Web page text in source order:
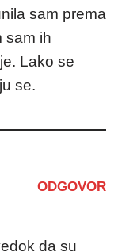
sam prema
sam ih
Lako se
se.
ODGOVOR
da su